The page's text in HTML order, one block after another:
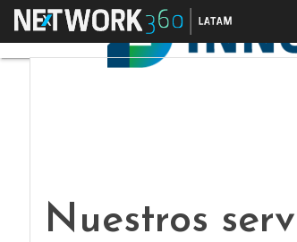
Menú
Nuestros